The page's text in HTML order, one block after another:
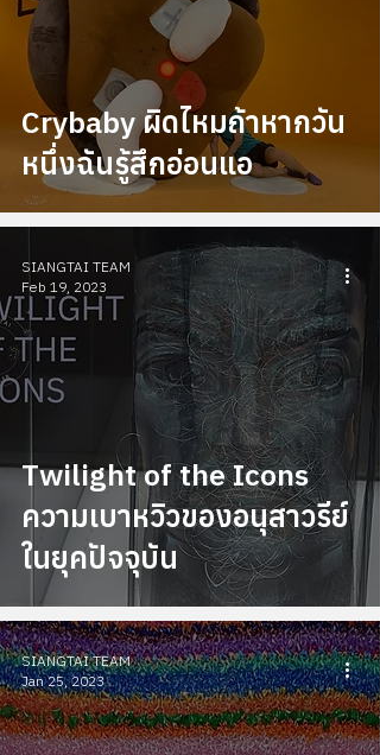
Crybaby ผิดไหมถ้าหากวัน
หนึ่งฉันรู้สึกอ่อนแอ
Twilight of the Icons
ความเบาหวิวของอนุสาวรีย์
ในยุคปัจจุบัน
SIANGTAI TEAM
Feb 19, 2023
SIANGTAI TEAM
Jan 25, 2023